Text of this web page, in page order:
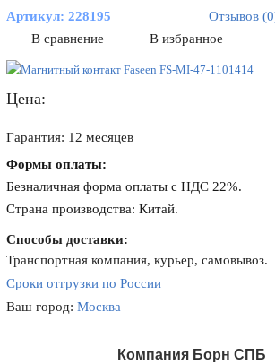
Артикул:228195
Отзывов
В сравнение
В избранное
Цена:
Гарантия: 12 месяцев
Формы оплаты:
Безналичная форма оплаты с НДС 22%.
Страна производства: Китай.
Способы доставки:
Транспортная компания, курьер, самовывоз.
Сроки отгрузки по России
Ваш город:Москва
Компания Борн СПБ